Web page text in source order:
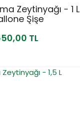
Zeytinyağı - 1 L
Şişe
TL